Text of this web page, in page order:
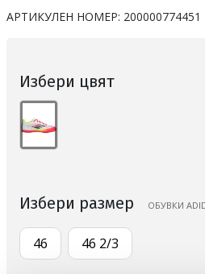
АРТИКУЛЕН НОМЕР: 200000774451
Избери цвят
Избери размер ОБУВКИ
46 46 2/3